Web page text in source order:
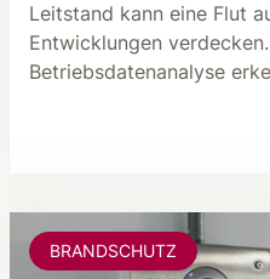
Leitstand kann eine Flut
Entwicklungen
Betriebsdatenanalyse
BRANDSCHUTZ